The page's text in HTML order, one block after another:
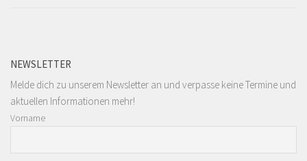
NEWSLETTER
Melde dich zu unserem Newsletter an und verpasse keine Termine und
aktuellen Informationen mehr!
Vorname